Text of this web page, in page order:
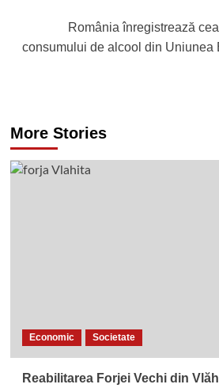
România înregistrează
consumului de alcool din Uniunea
More Stories
Economic Societate
Reabilitarea Forjei Vechi din